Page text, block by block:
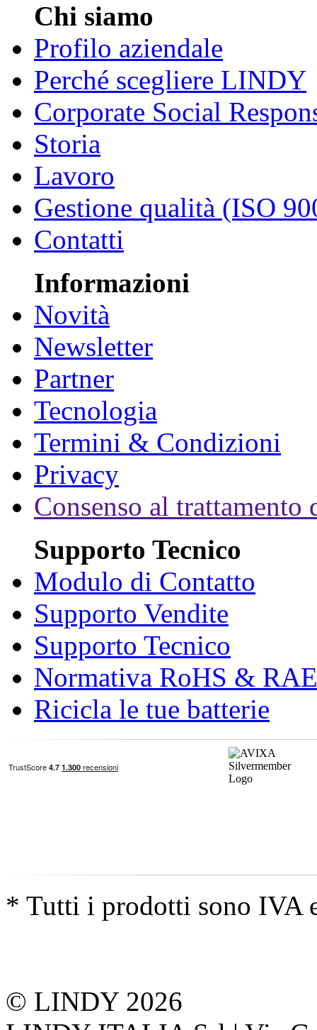
Chi siamo
Profilo aziendale
Perché scegliere LINDY
Corporate Social
Storia
Lavoro
Gestione qualità (ISO
Contatti
Informazioni
Novità
Newsletter
Partner
Tecnologia
Termini & Condizioni
Privacy
Consenso al trattamento
Supporto Tecnico
Modulo di Contatto
Supporto Vendite
Supporto Tecnico
Normativa RoHS &
Ricicla le tue batterie
* Tutti i prodotti sono IVA
© LINDY 2026